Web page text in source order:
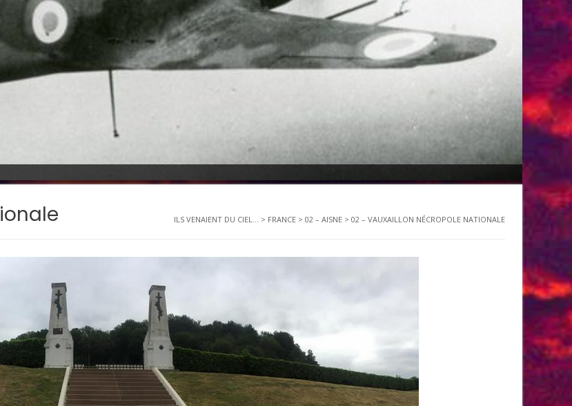
ILS VENAIENT DU CIEL... > FRANCE > 02 – AISNE > 02 – VAUXAILLON NÉCROPOLE NATIONALE